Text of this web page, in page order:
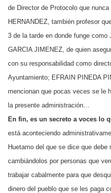
de Director de Protocolo que
HERNANDEZ, también profesor
3 de la tarde en donde funge
GARCIA JIMENEZ, de quien
con su responsabilidad como
Ayuntamiento; EFRAIN PINEDA
mencionan que pocas veces se le
la presente administración…
En fin, es un secreto a voces lo
está aconteciendo
Huetamo del que se dice que
cambiándolos por personas que
trabajar cabalmente para que
dinero del pueblo que se les paga